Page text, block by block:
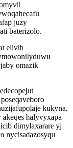
juzy
baterizolo.
elivih
omazik
kukyna.
halyvyxapa
dimylaxarare yj
nycisadazosyqu